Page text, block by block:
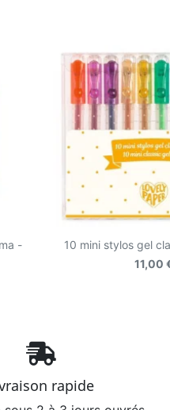
-
10 mini stylos gel
11,00
rapide